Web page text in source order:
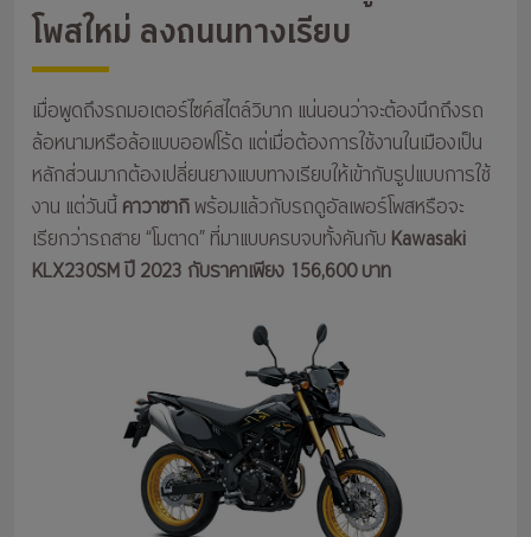
โพสใหม่ ลงถนนทางเรียบ
เมื่อพูดถึงรถมอเตอร์ไซค์สไตล์วิบาก แน่นอนว่าจะต้องนึกถึงรถ
ล้อหนามหรือล้อแบบออฟโร้ด แต่เมื่อต้องการใช้งานในเมืองเป็น
หลักส่วนมากต้องเปลี่ยนยางแบบทางเรียบให้เข้ากับรูปแบบการใช้
งาน แต่วันนี้คาวาซากิพร้อมแล้วกับรถดูอัลเพอร์โพสหรือจะ
เรียกว่ารถสาย “โมตาด” ที่มาแบบครบจบทั้งคันกับ Kawasaki
KLX230SM ปี 2023 กับราคาเพียง 156,600 บาท